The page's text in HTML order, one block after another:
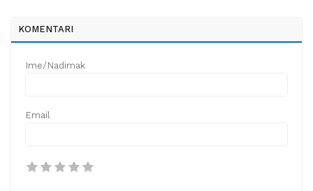
KOMENTARI
Ime/Nadimak
Email